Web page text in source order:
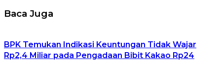
Baca Juga
BPK Temukan Indikasi Keuntungan Tidak Wajar
Rp2,4 Miliar pada Pengadaan Bibit Kakao Rp24